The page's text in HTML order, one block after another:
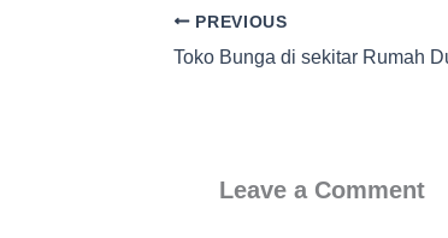
PREVIOUS
Leave a Comment